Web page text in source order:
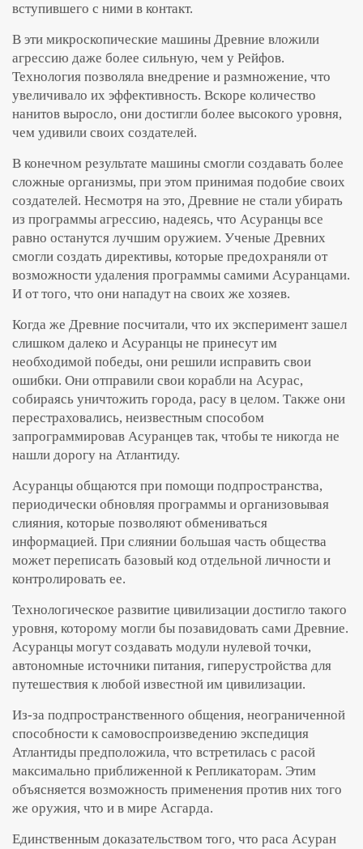
вступившего с ними в контакт.
В эти микроскопические машины Древние вложили
агрессию даже более сильную, чем у Рейфов.
Технология позволяла внедрение и размножение, что
увеличивало их эффективность. Вскоре количество
нанитов выросло, они достигли более высокого уровня,
чем удивили своих создателей.
В конечном результате машины смогли создавать более
сложные организмы, при этом принимая подобие своих
создателей. Несмотря на это, Древние не стали убирать
из программы агрессию, надеясь, что Асуранцы все
равно останутся лучшим оружием. Ученые Древних
смогли создать директивы, которые предохраняли от
возможности удаления программы самими Асуранцами.
И от того, что они нападут на своих же хозяев.
Когда же Древние посчитали, что их эксперимент зашел
слишком далеко и Асуранцы не принесут им
необходимой победы, они решили исправить свои
ошибки. Они отправили свои корабли на Асурас,
собираясь уничтожить города, расу в целом. Также они
перестраховались, неизвестным способом
запрограммировав Асуранцев так, чтобы те никогда не
нашли дорогу на Атлантиду.
Асуранцы общаются при помощи подпространства,
периодически обновляя программы и организовывая
слияния, которые позволяют обмениваться
информацией. При слиянии большая часть общества
может переписать базовый код отдельной личности и
контролировать ее.
Технологическое развитие цивилизации достигло такого
уровня, которому могли бы позавидовать сами Древние.
Асуранцы могут создавать модули нулевой точки,
автономные источники питания, гиперустройства для
путешествия к любой известной им цивилизации.
Из-за подпространственного общения, неограниченной
способности к самовоспроизведению экспедиция
Атлантиды предположила, что встретилась с расой
максимально приближенной к Репликаторам. Этим
объясняется возможность применения против них того
же оружия, что и в мире Асгарда.
Единственным доказательством того, что раса Асуран